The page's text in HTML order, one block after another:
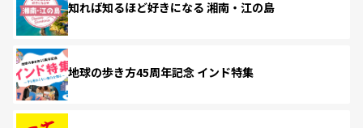
知れば知るほど好きになる 湘南・江の島
地球の歩き方45周年記念 インド特集